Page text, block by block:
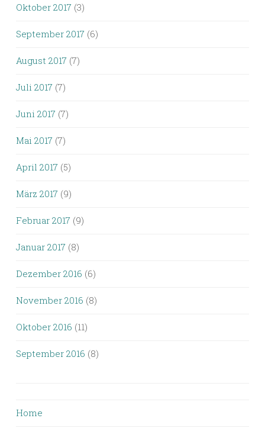
Oktober 2017 (3)
September 2017 (6)
August 2017 (7)
Juli 2017 (7)
Juni 2017 (7)
Mai 2017 (7)
April 2017 (5)
März 2017 (9)
Februar 2017 (9)
Januar 2017 (8)
Dezember 2016 (6)
November 2016 (8)
Oktober 2016 (11)
September 2016 (8)
Home